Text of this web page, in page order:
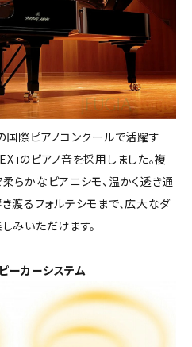
国際ピアノコンクールで活躍す
」のピアノ音を採用しました。複
らかなピアニシモ、温かく透き通
渡るフォルテシモまで、広大なダ
みいただけます。
ーカーシステム